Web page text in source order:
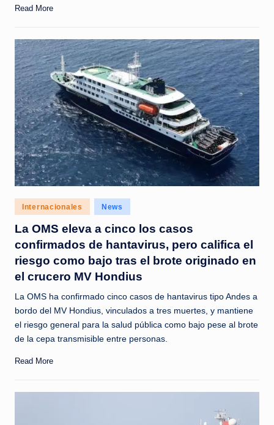
Read More
Posted
in
Internacionales News
La OMS eleva a cinco los casos
confirmados de hantavirus, pero califica el
riesgo como bajo tras el brote originado en
el crucero MV Hondius
La OMS ha confirmado cinco casos de hantavirus tipo Andes a
bordo del MV Hondius, vinculados a tres muertes, y mantiene
el riesgo general para la salud pública como bajo pese al brote
de la cepa transmisible entre personas.
Read More